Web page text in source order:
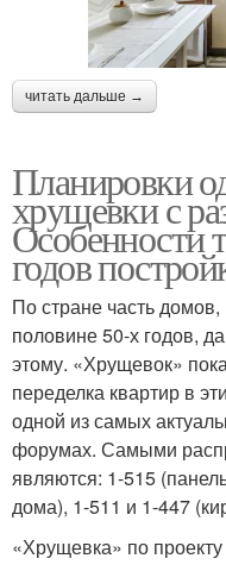
читать дальше →
Планировки
хрущевки с
Особенности
годов
По стране часть
половине 50-х годов,
этому. «Хрущевок»
переделка квартир в
одной из самых
форумах. Самыми
являются: 1-515
дома), 1-511 и 1-447
«Хрущевка» по проекту